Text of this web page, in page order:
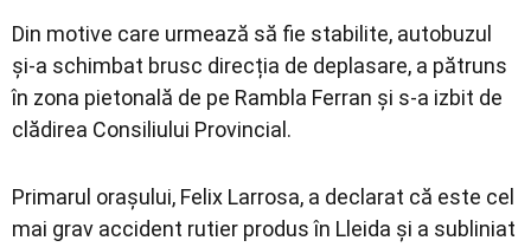
Din motive care urmează să fie stabilite, autobuzul
și-a schimbat brusc direcția de deplasare, a pătruns
în zona pietonală de pe Rambla Ferran și s-a izbit de
clădirea Consiliului Provincial.
Primarul orașului, Felix Larrosa, a declarat că este cel
mai grav accident rutier produs în Lleida și a subliniat